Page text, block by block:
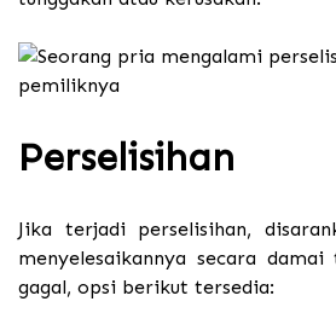
Perselisihan
Jika terjadi perselisihan,
menyelesaikannya secara
gagal, opsi berikut tersedia: